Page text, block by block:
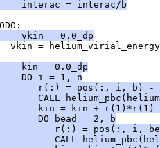
interac = interac/b
vkin = 0.0_dp
vkin =
kin = 0.0_dp
DO i = 1, n
r(:) = pos(:, i, b) -
CALL
kin = kin + r(1)*r(1)
DO bead = 2, b
r(:) = pos(:, i,
CALL